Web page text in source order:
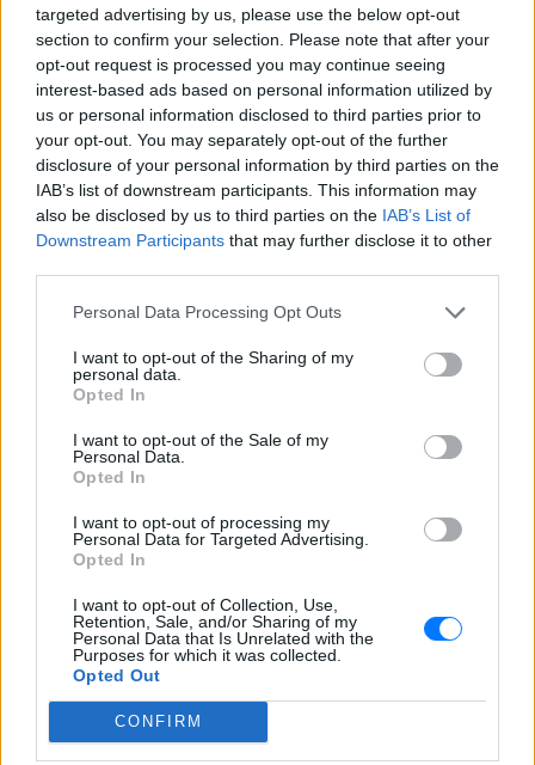
targeted advertising by us, please use the below opt-out
section to confirm your selection. Please note that after your
opt-out request is processed you may continue seeing
interest-based ads based on personal information utilized by
us or personal information disclosed to third parties prior to
your opt-out. You may separately opt-out of the further
disclosure of your personal information by third parties on the
IAB’s list of downstream participants. This information may
also be disclosed by us to third parties on the IAB’s List of
Downstream Participants that may further disclose it to other
Personal Data Processing Opt Outs
I want to opt-out of the Sharing of my
personal data.
Opted In
I want to opt-out of the Sale of my
Personal Data.
Opted In
I want to opt-out of processing my
Personal Data for Targeted Advertising.
Opted In
I want to opt-out of Collection, Use,
Retention, Sale, and/or Sharing of my
Personal Data that Is Unrelated with the
Purposes for which it was collected.
Opted Out
CONFIRM
ΔΙΑΦΗΜΙΣΗ
και μάθετε πρώτοιτα πιο hot νέα.
Για ακόμη περισσότερα
ειδήσεωντου E-Daily.gr
Ακολουθήστε το E-Radio.gr και στο Instagram